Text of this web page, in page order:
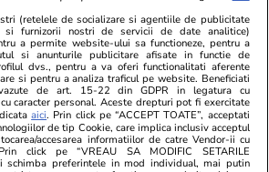
mai multe
16:00
după 25 de ani în
(retelele de socializare si agentiile de publicitate
si furnizorii nostri de servicii de date analitice)
a permite website-ului sa functioneze, pentru a
si anunturile publicitare afisate in functie de
dvs., pentru a va oferi functionalitati aferente
si pentru a analiza traficul pe website. Beneficiati
de art. 15-22 din GDPR in legatura cu
caracter personal. Aceste drepturi pot fi exercitate
aici. Prin click pe “ACCEPT TOATE”, acceptati
de tip Cookie, care implica inclusiv acceptul
accesarea informatiilor de catre Vendor-ii cu
click pe “VREAU SA MODIFIC SETARILE
schimba preferintele in mod individual, mai putin